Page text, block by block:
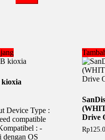
kioxia
Device Type :
compatible
: -
OS
Drive
Rp